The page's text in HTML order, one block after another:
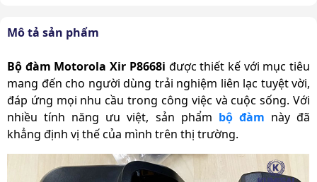
Mô tả sản phẩm
Bộ đàm Motorola Xir P8668i được thiết kế với mục tiêu
mang đến cho người dùng trải nghiệm liên lạc tuyệt vời,
đáp ứng mọi nhu cầu trong công việc và cuộc sống. Với
nhiều tính năng ưu việt, sản phẩm bộ đàm này đã
khẳng định vị thế của mình trên thị trường.
quân sự
Phụ kiện theo máy
Anten, bộ sạc, cài lưng, sách
tài liệu đi kèm, thân máy
Trọng lượng sản
phẩm
325 g
Kích thước sản phẩm 130 x 55 x 36 mm